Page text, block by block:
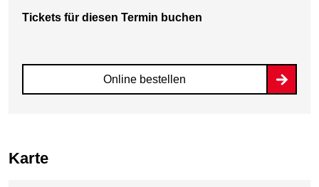
Tickets für diesen Termin buchen
Online bestellen
Karte